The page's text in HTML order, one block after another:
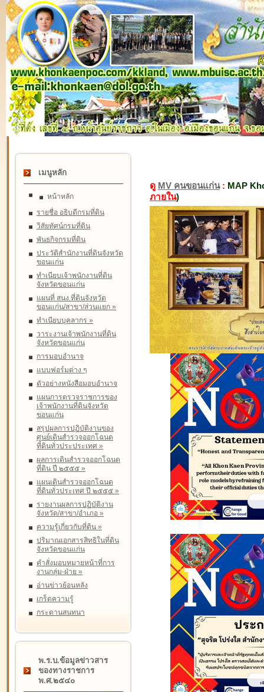
เมนูหลัก
หน้าหลัก
รายชื่อ อธิบดีกรมที่ดิน
วิสัยทัศน์กรมที่ดิน
พันธกิจกรมที่ดิน
ประวัติสำนักงานที่ดินจังหวัด
ขอนแก่น
ทำเนียบเจ้าพนักงานที่ดิน
จังหวัดขอนแก่น
แผนที่ สนง.ที่ดินจังหวัด
ขอนแก่น/สาขา/ส่วนแยก »
ทำเนียบบุคลากร »
วาระงานเจ้าพนักงานที่ดิน
จังหวัดขอนแก่น
การมอบอำนาจ
แบบฟอร์มต่าง ๆ
ตัวอย่างหนังสือมอบอำนาจ
แผนการตรวจราชการของ
เจ้าพนักงานที่ดินจังหวัด
ขอนแก่น
สรุปผลการปฏิบัติงานของ
ศูนย์เดินสำรวจออกโฉนด
ที่ดินทั่วประประเทศ »
ผลการเดินสำรวจออกโฉนด
ที่ดิน ปี ๒๕๕๕ »
แผนเดินสำรวจออกโฉนด
ที่ดินทั่วประเทศ ปี ๒๕๕๕ »
รายงานผลการปฏิบัติงาน
จังหวัด/สาขา/อำเภอ »
ความรู้เกี่ยวกับที่ดิน »
ปริมาณเอกสารสิทธิในที่ดิน
จังหวัดขอนแก่น
คำสั่งมอบหมายหน้าที่การ
งานกลุ่ม-ฝ่าย »
อ่านข่าวย้อนหลัง
เกร็ดความรู้
กระดานสนทนา
พ.ร.บ.ข้อมูลข่าวสาร
ของทางราชการ
พ.ศ.๒๕๔๐
ดู MV คนขอนแก่น: MAP
ภายใน)